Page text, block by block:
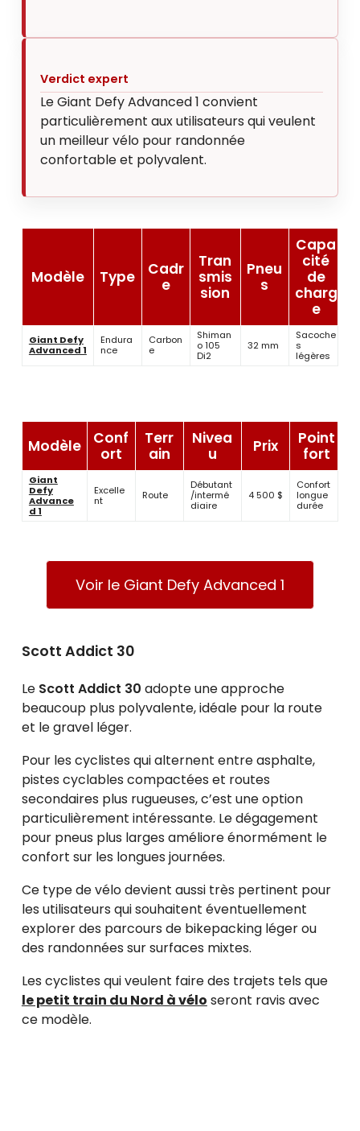
Verdict expert
Le Giant Defy Advanced 1 convient
particulièrement aux utilisateurs qui veulent
un meilleur vélo pour randonnée
confortable et polyvalent.
Modèle Type
Cadr
e
Tran
smis
sion
Pneu
s
Capa
cité
de
charg
e
Giant Defy
Advanced 1
Endura
nce
Carbon
e
Shiman
o 105
Di2
32 mm
Sacoche
s
légères
Modèle
Conf
ort
Terr
ain
Nivea
u
Prix
Point
fort
Giant
Defy
Advance
d 1
Excelle
nt
Route
Débutant
/intermé
diaire
4 500 $
Confort
longue
durée
Voir le Giant Defy Advanced 1
Scott Addict 30
Le Scott Addict 30 adopte une approche
beaucoup plus polyvalente, idéale pour la route
et le gravel léger.
Pour les cyclistes qui alternent entre asphalte,
pistes cyclables compactées et routes
secondaires plus rugueuses, c’est une option
particulièrement intéressante. Le dégagement
pour pneus plus larges améliore énormément le
confort sur les longues journées.
Ce type de vélo devient aussi très pertinent pour
les utilisateurs qui souhaitent éventuellement
explorer des parcours de bikepacking léger ou
des randonnées sur surfaces mixtes.
Les cyclistes qui veulent faire des trajets tels que
le petit train du Nord à vélo seront ravis avec
ce modèle.